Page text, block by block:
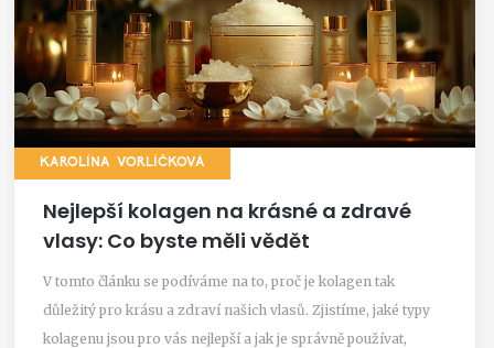
KAROLÍNA VORLÍČKOVÁ
Nejlepší kolagen na krásné a zdravé
vlasy: Co byste měli vědět
V tomto článku se podíváme na to, proč je kolagen tak
důležitý pro krásu a zdraví našich vlasů. Zjistíme, jaké typy
kolagenu jsou pro vás nejlepší a jak je správně používat,